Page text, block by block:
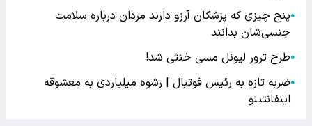
●پنج چیزی که پزشکان آرزو دارند مردان درباره سلامت
جنسی‌شان بدانند
●طرح ترور لیونل مسی خنثی شد!
●ضربه تازه به رئیس فوتبال | رشوه میلیاردی به معشوقه
اینفانتینو